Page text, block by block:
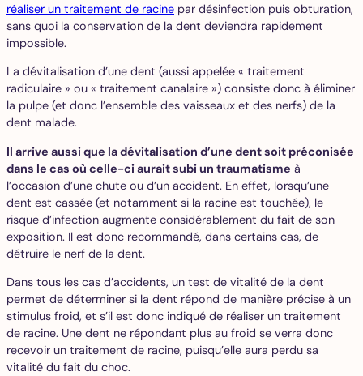
réaliser un traitement de racine par désinfection puis obturation,
sans quoi la conservation de la dent deviendra rapidement
impossible.
La dévitalisation d’une dent (aussi appelée « traitement
radiculaire » ou « traitement canalaire ») consiste donc à éliminer
la pulpe (et donc l’ensemble des vaisseaux et des nerfs) de la
dent malade.
Il arrive aussi que la dévitalisation d’une dent soit préconisée
dans le cas où celle-ci aurait subi un traumatisme à
l’occasion d’une chute ou d’un accident. En effet, lorsqu’une
dent est cassée (et notamment si la racine est touchée), le
risque d’infection augmente considérablement du fait de son
exposition. Il est donc recommandé, dans certains cas, de
détruire le nerf de la dent.
Dans tous les cas d’accidents, un test de vitalité de la dent
permet de déterminer si la dent répond de manière précise à un
stimulus froid, et s’il est donc indiqué de réaliser un traitement
de racine. Une dent ne répondant plus au froid se verra donc
recevoir un traitement de racine, puisqu’elle aura perdu sa
vitalité du fait du choc.